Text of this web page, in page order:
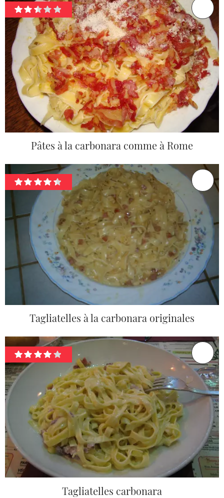
Pâtes à la carbonara comme à Rome
Tagliatelles à la carbonara originales
Tagliatelles carbonara